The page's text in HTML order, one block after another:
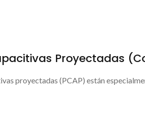
Proyectadas
proyectadas (PCAP) están